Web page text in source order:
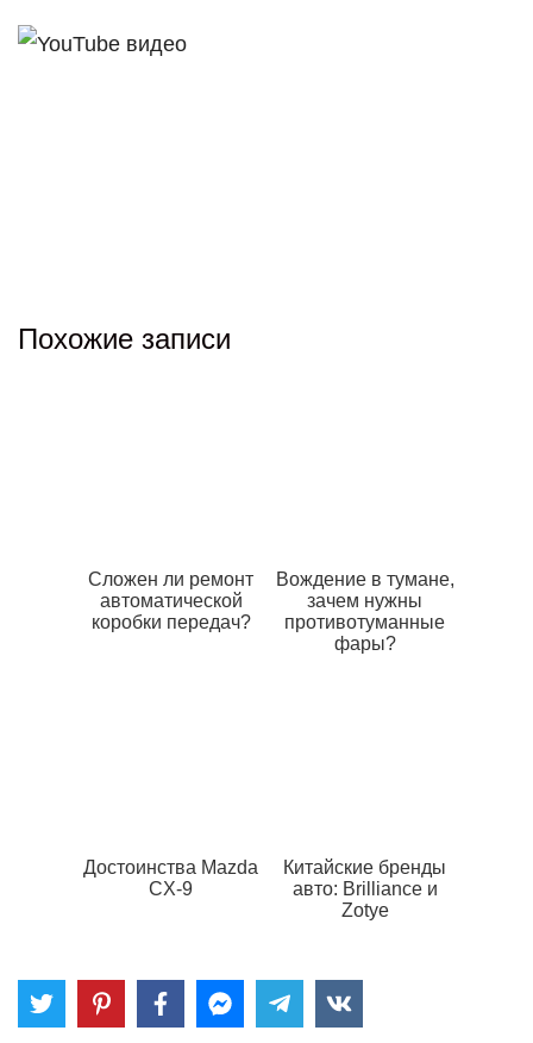
Похожие записи
Сложен ли ремонт
автоматической
коробки передач?
Вождение в тумане,
зачем нужны
противотуманные
фары?
Достоинства Mazda
CX-9
Китайские бренды
авто: Brilliance и
Zotye